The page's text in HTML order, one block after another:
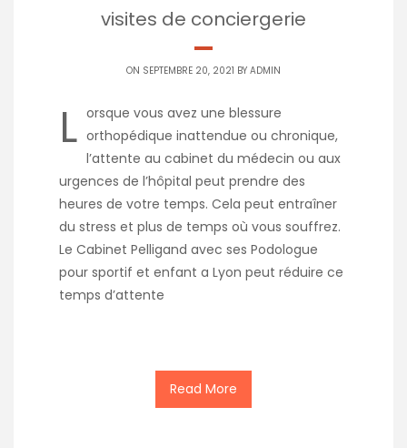
visites de conciergerie
ON SEPTEMBRE 20, 2021 BY ADMIN
L orsque vous avez une blessure
orthopédique inattendue ou chronique,
l’attente au cabinet du médecin ou aux
urgences de l’hôpital peut prendre des
heures de votre temps. Cela peut entraîner
du stress et plus de temps où vous souffrez.
Le Cabinet Pelligand avec ses Podologue
pour sportif et enfant a Lyon peut réduire ce
temps d’attente
Read More